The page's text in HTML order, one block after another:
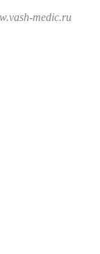
medic.ru